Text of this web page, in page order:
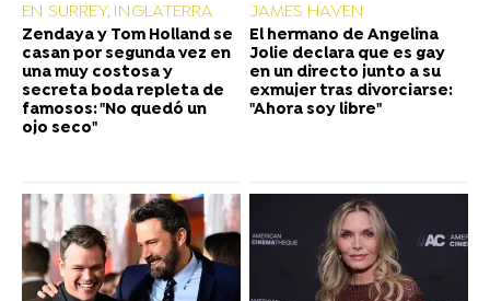
EN SURREY, INGLATERRA
Zendaya y Tom Holland se
casan por segunda vez en
una muy costosa y
secreta boda repleta de
famosos: "No quedó un
ojo seco"
JAMES HAVEN
El hermano de Angelina
Jolie declara que es gay
en un directo junto a su
exmujer tras divorciarse:
"Ahora soy libre"